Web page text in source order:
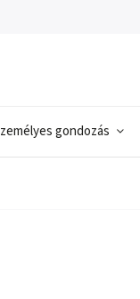
gondozás